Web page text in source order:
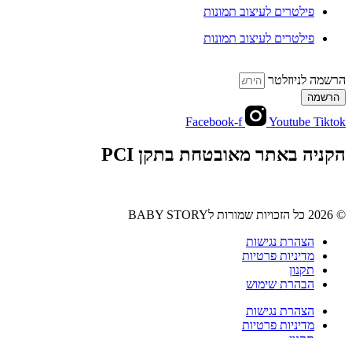
פילטרים לעיצוב תמונות
פילטרים לעיצוב תמונות
הרשמה לניוזלטר
הרשמה
Facebook-f Youtube Tiktok
הקניה באתר מאובטחת בתקן PCI
© 2026 כל הזכויות שמורות לBABY STORY
הצהרת נגישות
מדיניות פרטיות
תקנון
הבהרת שימוש
הצהרת נגישות
מדיניות פרטיות